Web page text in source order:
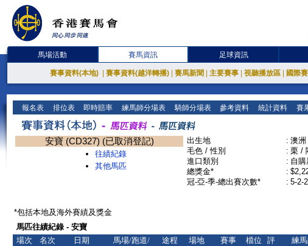
馬場活動 賽馬資訊 足球資訊
賽事資料(本地) 賽事資料(越洋轉播) 賽馬新聞 主要賽事 視聽播放區 國際
報名表 排位表 即時賠率 練馬師分場表 騎師分場表 參考資料 統計資料 賽
安寶 (CD327) (已取消登記)
往績紀錄
其他馬匹
出生地 : 澳洲
毛色 / 性別
: 栗 /
進口類別
: 自
總獎金*
:
冠-亞-季-總出賽次數*
: 5-2-
*包括本地及海外賽績及獎金
馬匹往績紀錄 - 安寶
場次
名次 日期
馬場/跑道/
途程
場地
賽事
檔位
評
練